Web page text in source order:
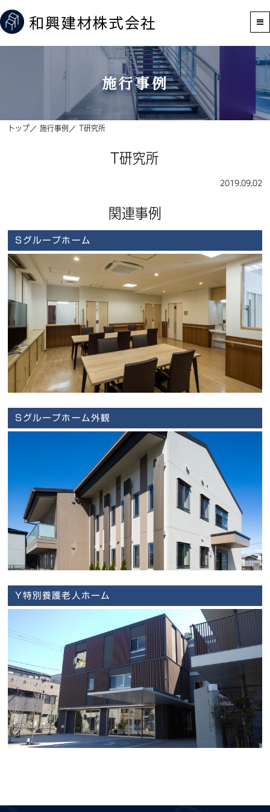
施行事例
トップ 施行事例 T研究所
T研究所
2019.09.02
関連事例
Sグループホーム
Sグループホーム外観
Y特別養護老人ホーム